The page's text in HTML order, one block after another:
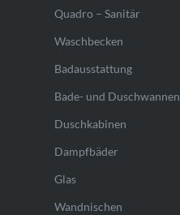
Quadro – Sanitär
Waschbecken
Badausstattung
Bade- und Duschwannen
Duschkabinen
Dampfbäder
Glas
Wandnischen